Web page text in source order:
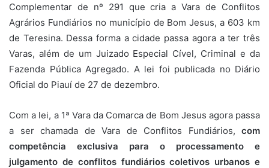
Complementar de nº 291 que cria a Vara de Conflitos
Agrários Fundiários no município de Bom Jesus, a 603 km
de Teresina. Dessa forma a cidade passa agora a ter três
Varas, além de um Juizado Especial Cível, Criminal e da
Fazenda Pública Agregado. A lei foi publicada no Diário
Oficial do Piauí de 27 de dezembro.
Com a lei, a 1ª Vara da Comarca de Bom Jesus agora passa
a ser chamada de Vara de Conflitos Fundiários, com
competência exclusiva para o processamento e
julgamento de conflitos fundiários coletivos urbanos e